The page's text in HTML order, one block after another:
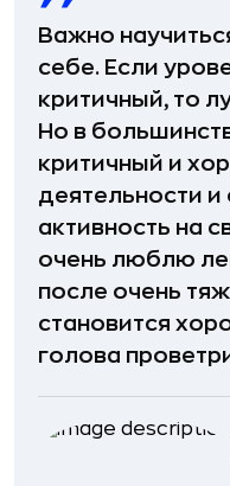
Важно
себе. Если
критичный, то
Но в
критичный и
деятельности и
активность на
очень люблю
после очень
становится
голова